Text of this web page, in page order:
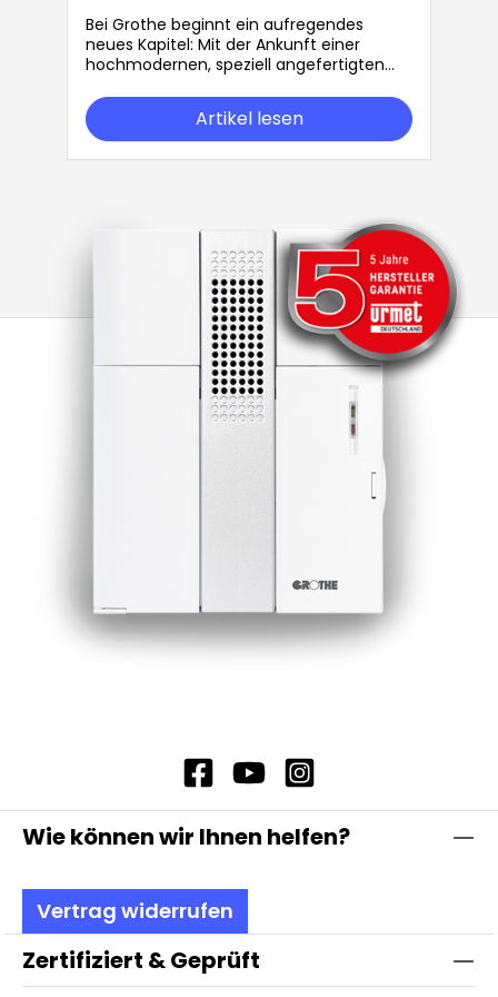
Maßstäbe in der Produktion
Bei Grothe beginnt ein aufregendes
neues Kapitel: Mit der Ankunft einer
hochmodernen, speziell angefertigten
stärken wir unsere Kapazitäten und unser
Engagement für Qualität und Effizienz.
Artikel lesen
Wie können wir Ihnen helfen?
Vertrag widerrufen
Zertifiziert & Geprüft